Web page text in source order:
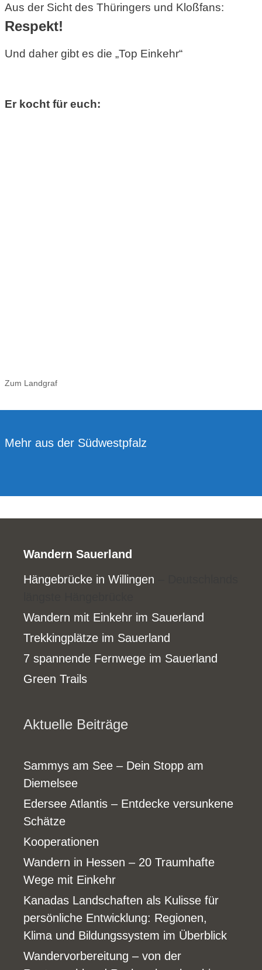
Aus der Sicht des Thüringers und Kloßfans:
Respekt!
Und daher gibt es die „Top Einkehr“
Er kocht für euch:
Zum Landgraf
Mehr aus der Südwestpfalz
Wandern Sauerland
Hängebrücke in Willingen
Wandern mit Einkehr im Sauerland
Trekkingplätze im Sauerland
7 spannende Fernwege im Sauerland
Green Trails
Aktuelle Beiträge
Sammys am See – Dein Stopp am
Diemelsee
Edersee Atlantis – Entdecke versunkene
Schätze
Kooperationen
Wandern in Hessen – 20 Traumhafte
Wege mit Einkehr
Kanadas Landschaften als Kulisse für
persönliche Entwicklung: Regionen,
Klima und Bildungssystem im Überblick
Wandervorbereitung – von der